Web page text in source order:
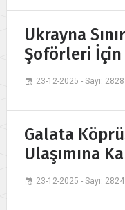
Ukrayna
Şoförleri İçin
23-12-2025 - Sayı:
Galata
Ulaşımına
23-12-2025 - Sayı: